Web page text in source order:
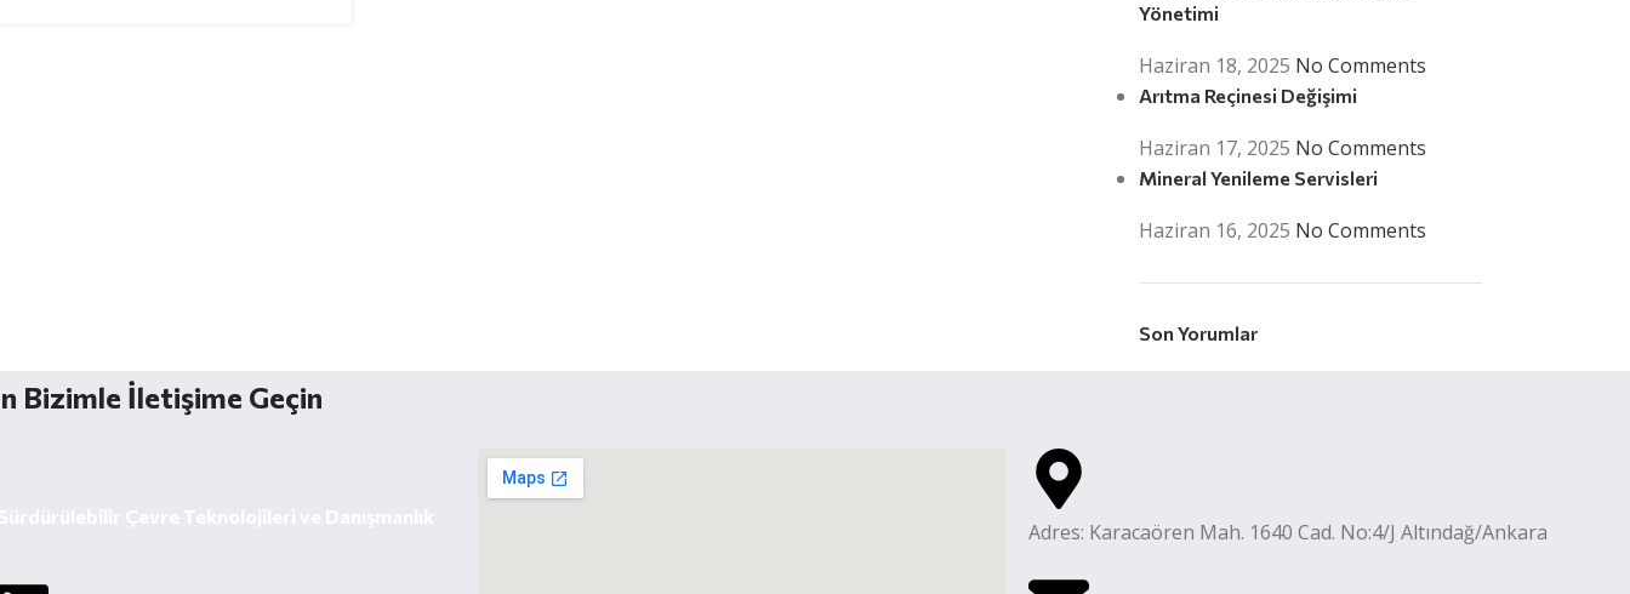
Yönetimi
Haziran 18, 2025 No Comments
Arıtma Reçinesi Değişimi
Haziran 17, 2025 No Comments
Mineral Yenileme Servisleri
Haziran 16, 2025 No Comments
Son Yorumlar
Bizimle İletişime Geçin
Adres: Karacaören Mah. 1640 Cad. No:4/J Altındağ/Ankara